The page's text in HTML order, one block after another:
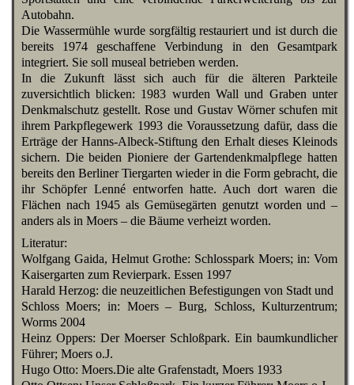
Autobahn.
Die Wassermühle wurde sorgfältig restauriert und ist durch die
bereits 1974 geschaffene Verbindung in den Gesamtpark
integriert. Sie soll museal betrieben werden.
In die Zukunft lässt sich auch für die älteren Parkteile
zuversichtlich blicken: 1983 wurden Wall und Graben unter
Denkmalschutz gestellt. Rose und Gustav Wörner schufen mit
ihrem Parkpflegewerk 1993 die Voraussetzung dafür, dass die
Erträge der Hanns-Albeck-Stiftung den Erhalt dieses Kleinods
sichern. Die beiden Pioniere der Gartendenkmalpflege hatten
bereits den Berliner Tiergarten wieder in die Form gebracht, die
ihr Schöpfer Lenné entworfen hatte. Auch dort waren die
Flächen nach 1945 als Gemüsegärten genutzt worden und –
anders als in Moers – die Bäume verheizt worden.
Literatur:
Wolfgang Gaida, Helmut Grothe: Schlosspark Moers; in: Vom
Kaisergarten zum Revierpark. Essen 1997
Harald Herzog: die neuzeitlichen Befestigungen von Stadt und
Schloss Moers; in: Moers – Burg, Schloss, Kulturzentrum;
Worms 2004
Heinz Oppers: Der Moerser Schloßpark. Ein baumkundlicher
Führer; Moers o.J.
Hugo Otto: Moers.Die alte Grafenstadt, Moers 1933